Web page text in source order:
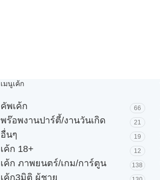
เมนูเค้ก
คัพเค้ก 66
พร๊อพงานปาร์ตี้/งานวันเกิด 21
อื่นๆ 19
เค้ก 18+ 12
เค้ก ภาพยนตร์/เกม/การ์ตูน 138
เค้ก3มิติ ผู้ชาย